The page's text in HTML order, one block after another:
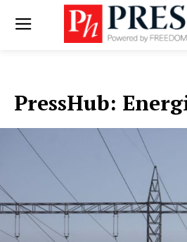
PressHub: